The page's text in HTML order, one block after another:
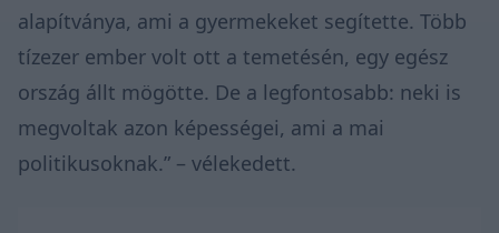
alapítványa, ami a gyermekeket segítette. Több
tízezer ember volt ott a temetésén, egy egész
ország állt mögötte. De a legfontosabb: neki is
megvoltak azon képességei, ami a mai
politikusoknak.” – vélekedett.